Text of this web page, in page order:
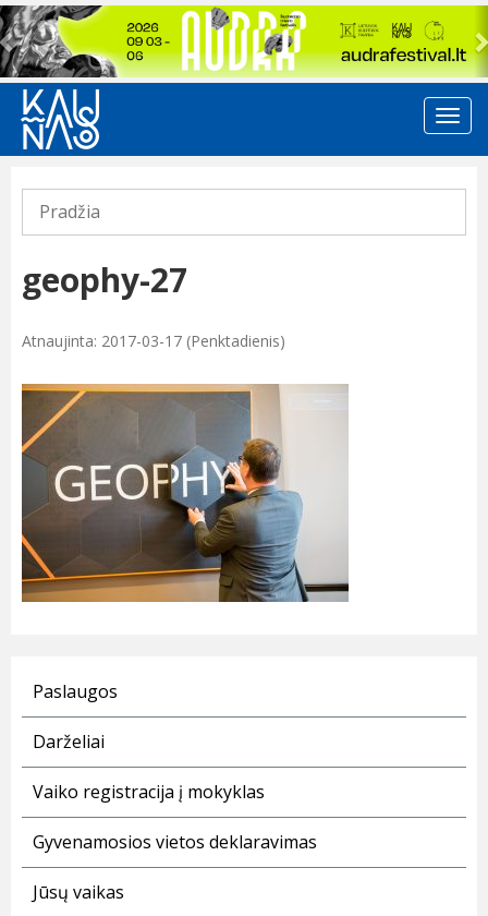
Previous
Pradžia
geophy-27
Atnaujinta: 2017-03-17 (Penktadienis)
Paslaugos
Darželiai
Vaiko registracija į mokyklas
Gyvenamosios vietos deklaravimas
Jūsų vaikas